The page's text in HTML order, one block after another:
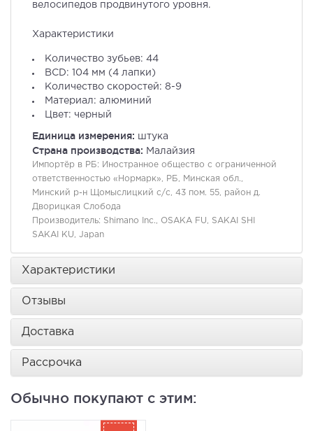
велосипедов продвинутого уровня.
Характеристики
Количество зубьев: 44
BCD: 104 мм (4 лапки)
Количество скоростей: 8-9
Материал: алюминий
Цвет: черный
Единица измерения: штука
Страна производства: Малайзия
Импортёр в РБ:
Иностранное общество с ограниченной
ответственностью «Нормарк», РБ, Минская обл.,
Минский р-н Щомыслицкий с/с, 43 пом. 55, район д.
Дворицкая Слобода
Производитель: Shimano Inc., OSAKA FU, SAKAI SHI
SAKAI KU, Japan
Характеристики
Отзывы
Доставка
Рассрочка
Обычно покупают с этим: